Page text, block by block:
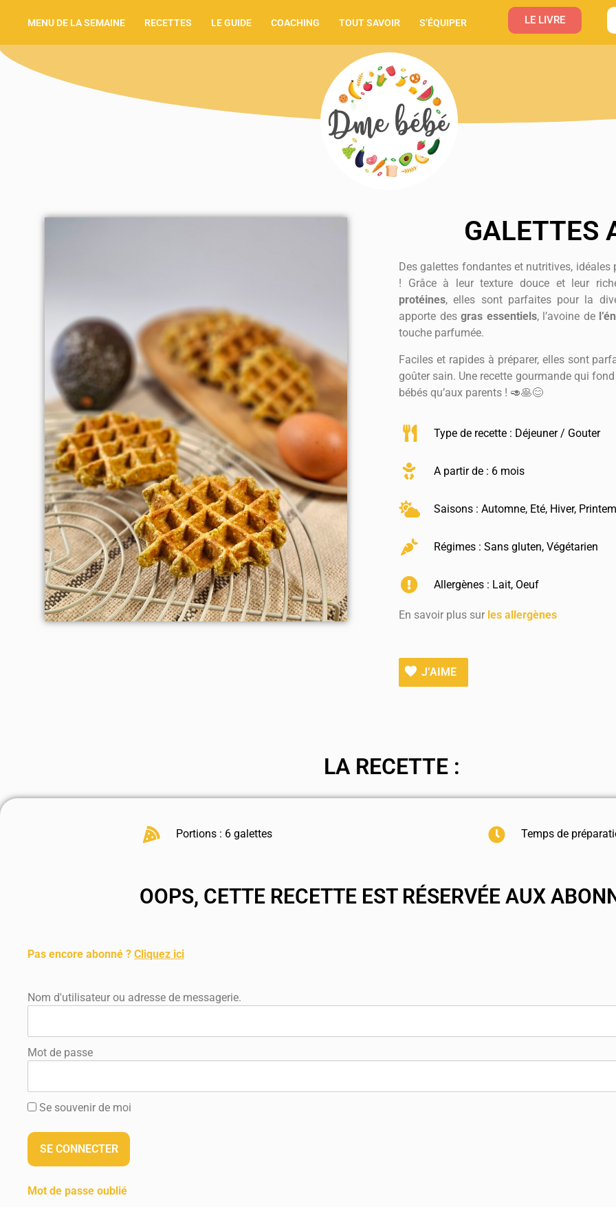
MENU DE LA SEMAINE RECETTES LE GUIDE COACHING TOUT SAVOIR S’ÉQUIPER LE LIVRE
GALETTES
Des galettes fondantes et nutritives,
! Grâce à leur texture douce et leur
protéines, elles sont parfaites pour la
apporte desgras essentiels, l’avoine de
touche parfumée.
Faciles et rapides à préparer, elles sont
goûter sain. Une recette gourmande qui
bébés qu’aux parents ! 🥑🥞😊
Type de recette : Déjeuner / Gouter
A partir de : 6 mois
Saisons :Automne, Eté, Hiver,
Régimes :Sans gluten,Végétarien
Allergènes : Lait, Oeuf
En savoir plus sur les allergènes
J’AIME
LA RECETTE :
Portions : 6 galettes Temps de
OOPS, CETTE RECETTE EST RÉSERVÉE AUX
Pas encore abonné ? Cliquez ici
Nom d'utilisateur ou adresse de messagerie.
Mot de passe
Se souvenir de moi
Mot de passe oublié